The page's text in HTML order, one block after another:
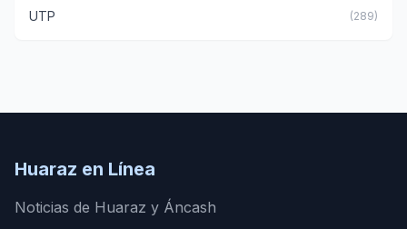
UTP (289)
Huaraz en Línea
Noticias de Huaraz y Áncash